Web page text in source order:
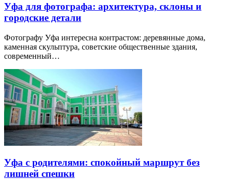
Уфа для фотографа: архитектура, склоны и
городские детали
Фотографу Уфа интересна контрастом: деревянные дома,
каменная скульптура, советские общественные здания,
современный…
Уфа с родителями: спокойный маршрут без
лишней спешки